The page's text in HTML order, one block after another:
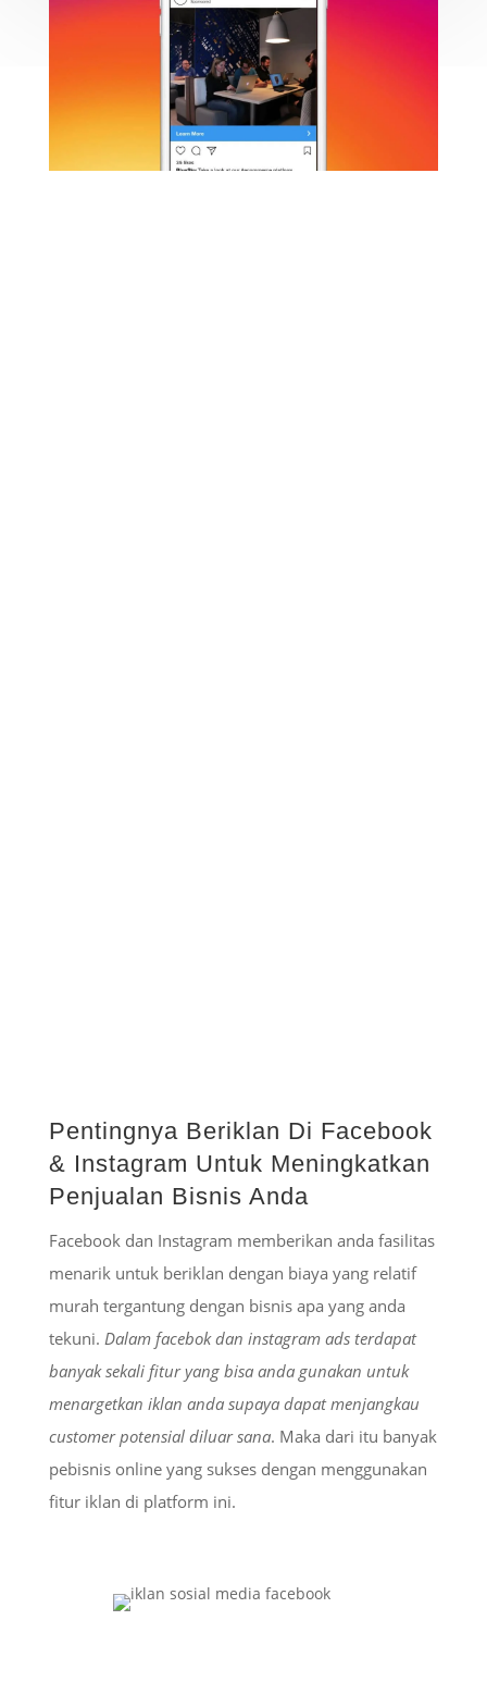
Pentingnya Beriklan Di Facebook
& Instagram Untuk Meningkatkan
Penjualan Bisnis Anda
Facebook dan Instagram memberikan anda fasilitas
menarik untuk beriklan dengan biaya yang relatif
murah tergantung dengan bisnis apa yang anda
tekuni. Dalam facebok dan instagram ads terdapat
banyak sekali fitur yang bisa anda gunakan untuk
menargetkan iklan anda supaya dapat menjangkau
customer potensial diluar sana. Maka dari itu banyak
pebisnis online yang sukses dengan menggunakan
fitur iklan di platform ini.